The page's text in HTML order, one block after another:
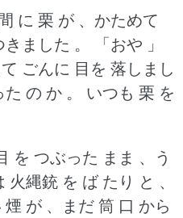
に 栗 が 、かためて
ました 。
「おや 」
ごんに 目を 落しまし
の か 。
いつも 栗 を
を つぶった まま 、う
火縄銃 を ば たり と 、
煙 が 、まだ 筒 口 から